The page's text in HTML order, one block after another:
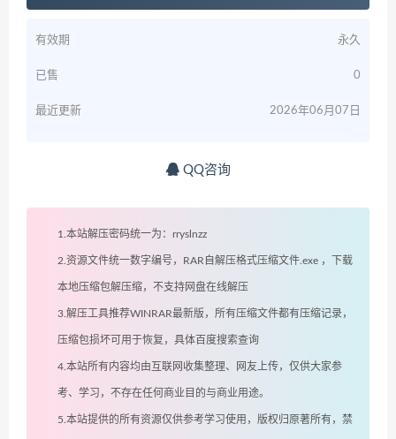
有效期 永久
已售 0
最近更新 2026年06月07日
QQ咨询
1.本站解压密码统一为：rryslnzz
2.资源文件统一数字编号，RAR自解压格式压缩文件.exe ，下载
本地压缩包解压缩，不支持网盘在线解压
3.解压工具推荐WINRAR最新版，所有压缩文件都有压缩记录，
压缩包损坏可用于恢复，具体百度搜索查询
4.本站所有内容均由互联网收集整理、网友上传，仅供大家参
考、学习，不存在任何商业目的与商业用途。
5.本站提供的所有资源仅供参考学习使用，版权归原著所有，禁